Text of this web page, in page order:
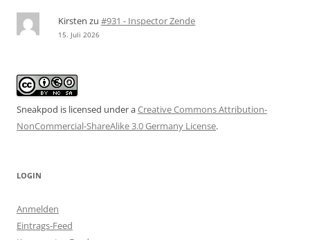
Kirsten zu #931 - Inspector Zende
15. Juli 2026
Sneakpod is licensed under aCreative Commons Attribution-
NonCommercial-ShareAlike 3.0 Germany License.
LOGIN
Anmelden
Eintrags-Feed